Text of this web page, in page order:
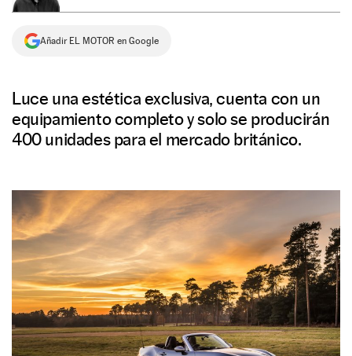
Añadir EL MOTOR en Google
Luce una estética exclusiva, cuenta con un
equipamiento completo y solo se producirán
400 unidades para el mercado británico.